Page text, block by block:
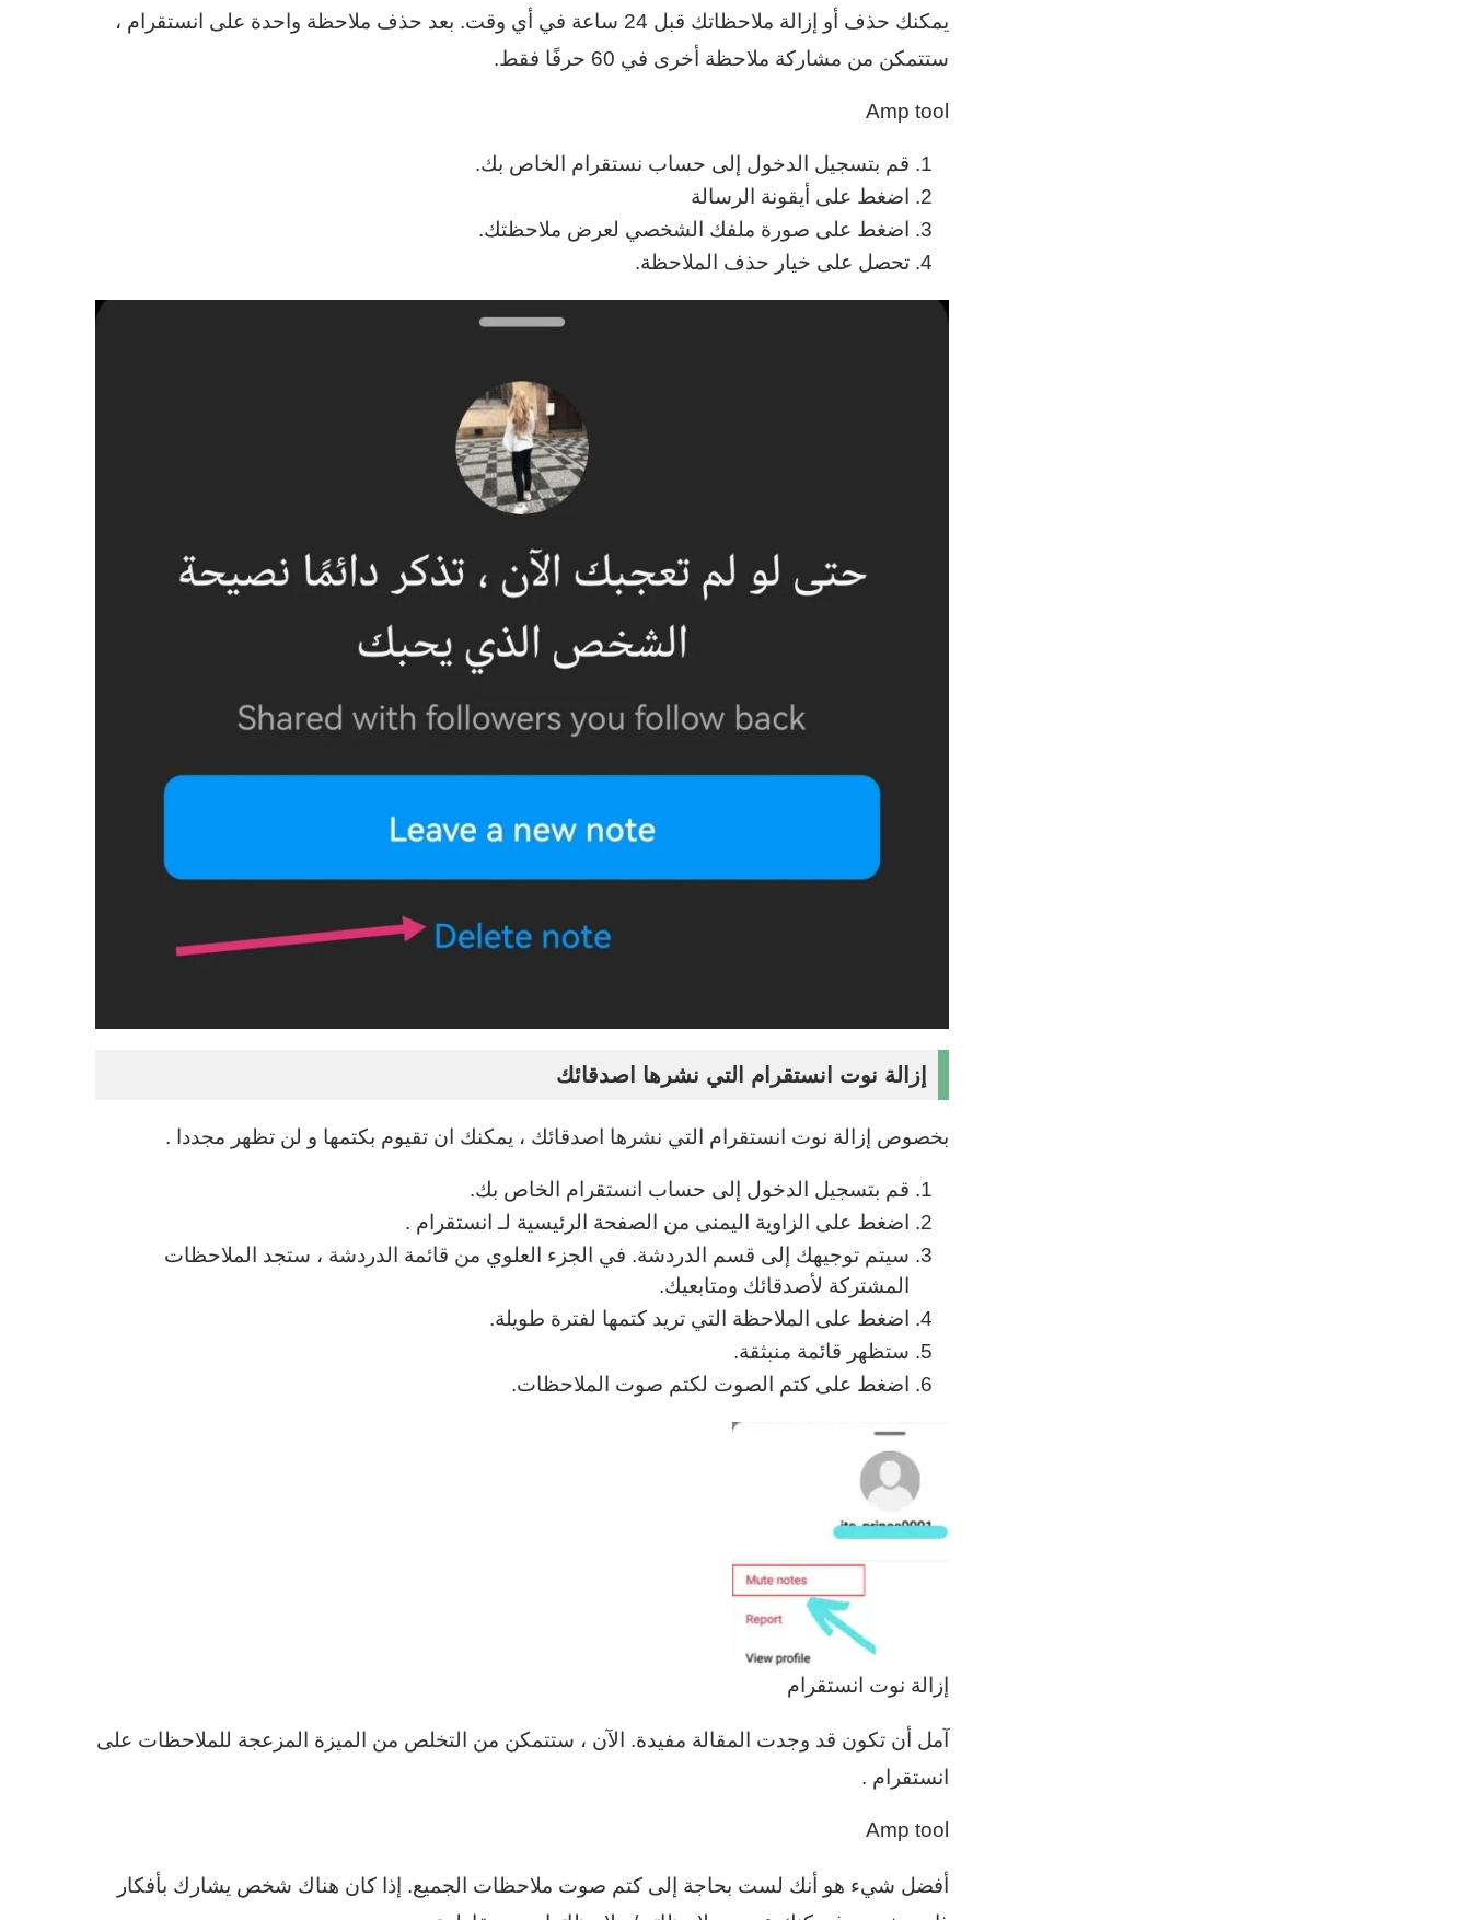
يمكنك حذف أو إزالة ملاحظاتك قبل 24 ساعة في أي وقت. بعد حذف ملاحظة واحدة على انستقرام ،
ستتمكن من مشاركة ملاحظة أخرى في 60 حرفًا فقط.
Amp tool
قم بتسجيل الدخول إلى حساب نستقرام الخاص بك.
اضغط على أيقونة الرسالة
اضغط على صورة ملفك الشخصي لعرض ملاحظتك.
تحصل على خيار حذف الملاحظة.
إزالة نوت انستقرام التي نشرها اصدقائك
بخصوص إزالة نوت انستقرام التي نشرها اصدقائك ، يمكنك ان تقيوم بكتمها و لن تظهر مجددا .
قم بتسجيل الدخول إلى حساب انستقرام الخاص بك.
اضغط على الزاوية اليمنى من الصفحة الرئيسية لـ انستقرام .
سيتم توجيهك إلى قسم الدردشة. في الجزء العلوي من قائمة الدردشة ، ستجد الملاحظات
المشتركة لأصدقائك ومتابعيك.
اضغط على الملاحظة التي تريد كتمها لفترة طويلة.
ستظهر قائمة منبثقة.
اضغط على كتم الصوت لكتم صوت الملاحظات.
إزالة نوت انستقرام
آمل أن تكون قد وجدت المقالة مفيدة. الآن ، ستتمكن من التخلص من الميزة المزعجة للملاحظات على
انستقرام .
Amp tool
أفضل شيء هو أنك لست بحاجة إلى كتم صوت ملاحظات الجميع. إذا كان هناك شخص يشارك بأفكار